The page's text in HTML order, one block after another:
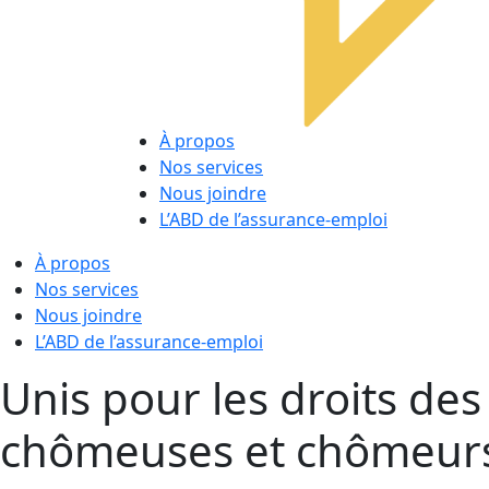
À propos
Nos services
Nous joindre
L’ABD de l’assurance-emploi
À propos
Nos services
Nous joindre
L’ABD de l’assurance-emploi
Unis pour les droits des
chômeuses et